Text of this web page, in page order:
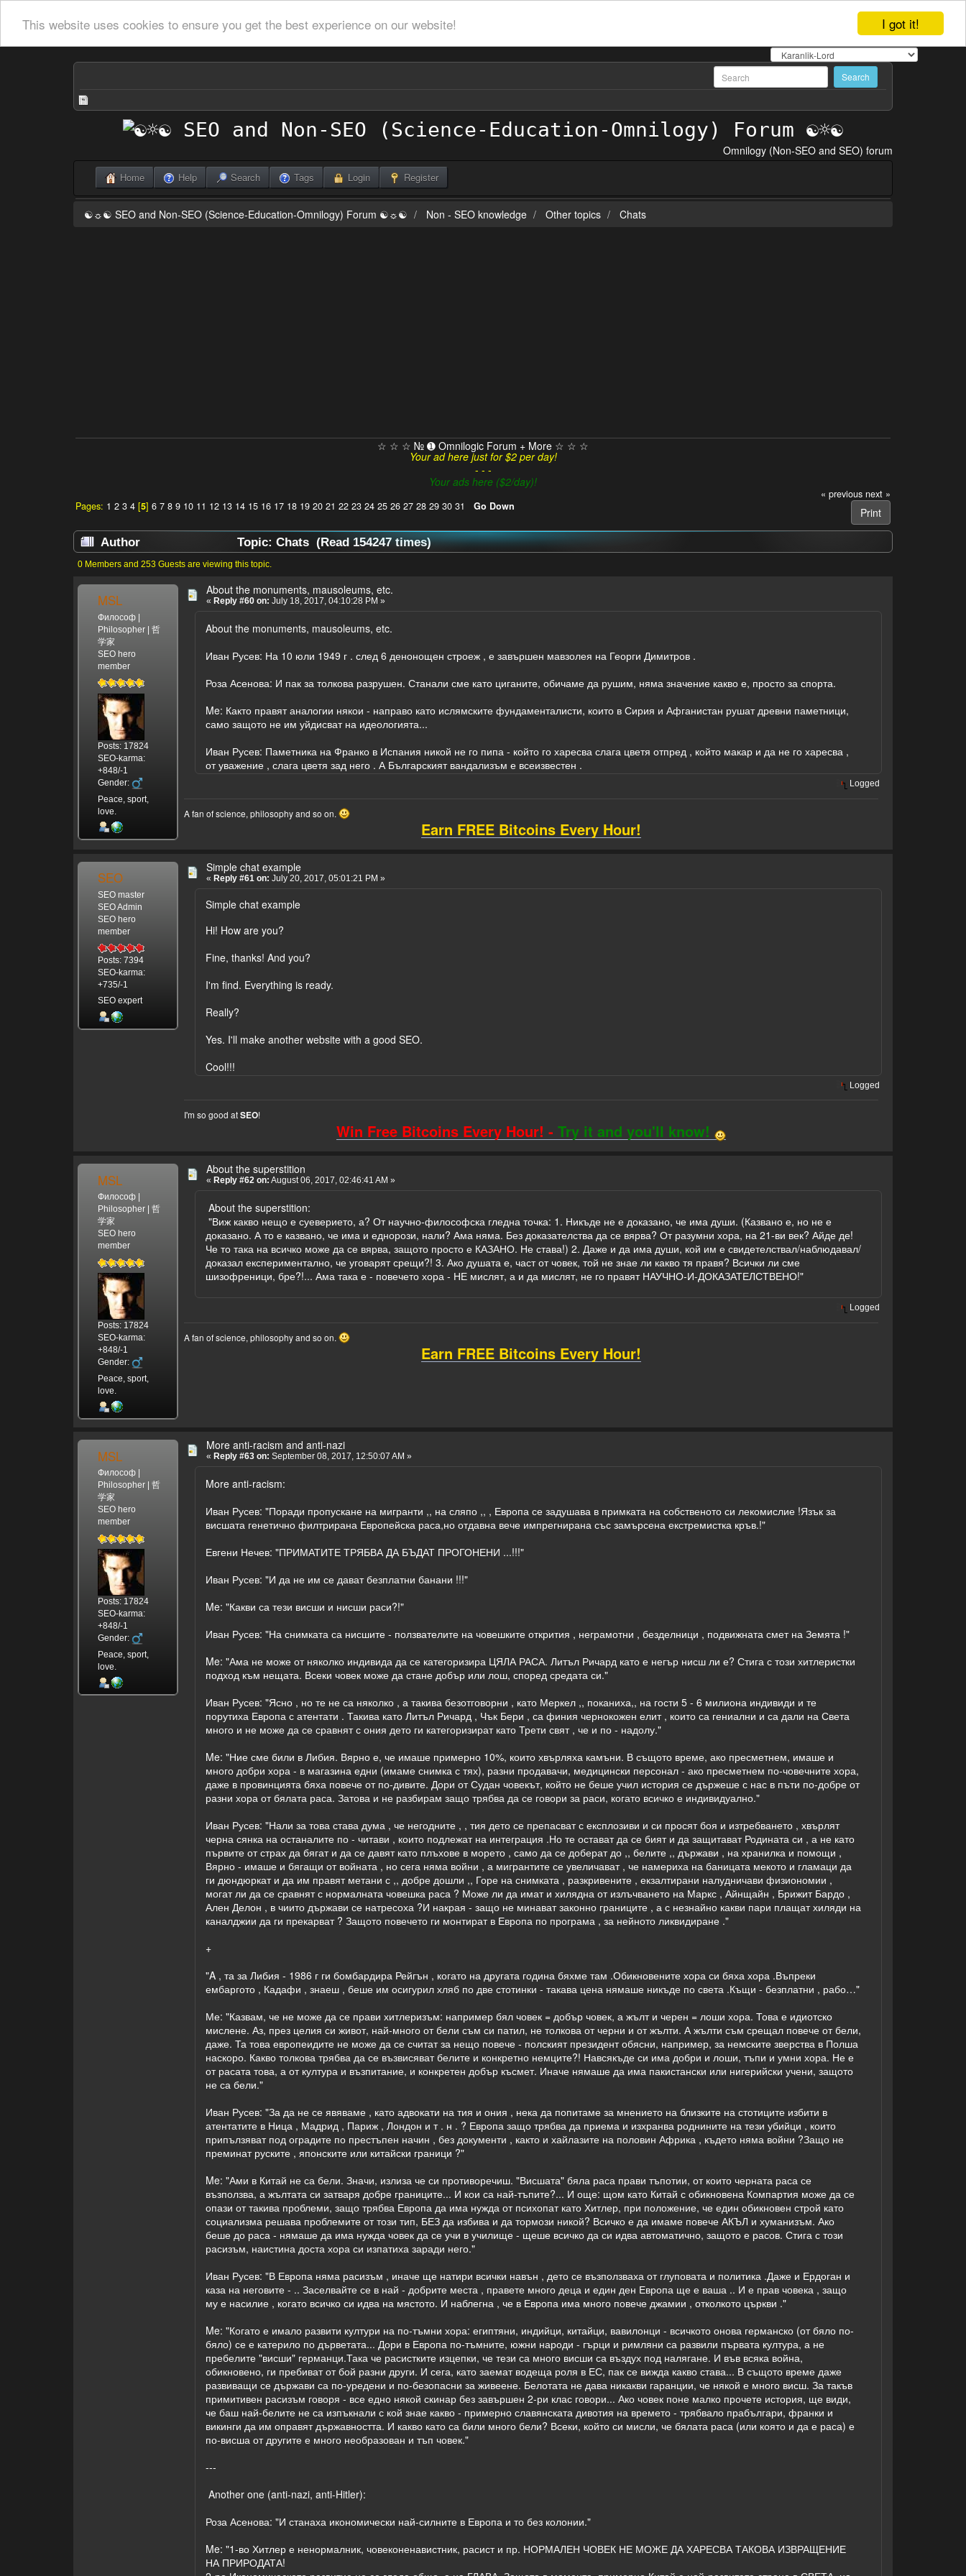
I got it!
This website uses cookies to ensure you get the best experience on our website!
Omnilogy (Non-SEO and SEO) forum
Home Help Search Tags Login Register
☯☼☯ SEO and Non-SEO (Science-Education-Omnilogy) Forum ☯☼☯ Non - SEO knowledge Other topics Chats
☆ ☆ ☆ № ➊ Omnilogic Forum + More ☆ ☆ ☆
Your ad here just for $2 per day!
- - -
Your ads here ($2/day)!
« previous next »
Print
Pages: 1 2 3 4[5] 6 7 8 9 10 11 12 13 14 15 16 17 18 19 20 21 22 23 24 25 26 27 28 29 30 31 Go Down
Author Topic: Chats (Read 154247 times)
0 Members and 253 Guests are viewing this topic.
MSL
Философ |
Philosopher | 哲
学家
SEO hero
member
Posts: 17824
SEO-karma:
+848/-1
Gender:
Peace, sport,
love.
About the monuments, mausoleums, etc.
« Reply #60 on: July 18, 2017, 04:10:28 PM »
About the monuments, mausoleums, etc.
Иван Русев: На 10 юли 1949 г . след 6 денонощен строеж , е завършен мавзолея на Георги Димитров .
Роза Асенова: И пак за толкова разрушен. Станали сме като циганите, обичаме да рушим, няма значение какво е, просто за спорта.
Me: Както правят аналогии някои - направо като ислямските фундаменталисти, които в Сирия и Афганистан рушат древни паметници,
само защото не им уйдисват на идеологията...
Иван Русев: Паметника на Франко в Испания никой не го пипа - който го харесва слага цветя отпред , който макар и да не го харесва ,
от уважение , слага цветя зад него . А Българският вандализъм е всеизвестен .
Logged
A fan of science, philosophy and so on.
Earn FREE Bitcoins Every Hour!
SEO
SEO master
SEO Admin
SEO hero
member
Posts: 7394
SEO-karma:
+735/-1
SEO expert
Simple chat example
« Reply #61 on: July 20, 2017, 05:01:21 PM »
Simple chat example
Hi! How are you?
Fine, thanks! And you?
I'm find. Everything is ready.
Really?
Yes. I'll make another website with a good SEO.
Cool!!!
Logged
I'm so good atSEO!
Win Free Bitcoins Every Hour! -Try it and you'll know!
MSL
Философ |
Philosopher | 哲
学家
SEO hero
member
Posts: 17824
SEO-karma:
+848/-1
Gender:
Peace, sport,
love.
About the superstition
« Reply #62 on: August 06, 2017, 02:46:41 AM »
About the superstition:
"Виж какво нещо е суеверието, а? От научно-философска гледна точка: 1. Никъде не е доказано, че има души. (Казвано е, но не е
доказано. А то е казвано, че има и еднорози, нали? Ама няма. Без доказателства да се вярва? От разумни хора, на 21-ви век? Айде де!
Че то така на всичко може да се вярва, защото просто е КАЗАНО. Не става!) 2. Даже и да има души, кой им е свидетелствал/наблюдавал/
доказал експериментално, че уговарят срещи?! 3. Ако душата е, част от човек, той не знае ли какво тя правя? Всички ли сме
шизофреници, бре?!... Ама така е - повечето хора - НЕ мислят, а и да мислят, не го правят НАУЧНО-И-ДОКАЗАТЕЛСТВЕНО!"
Logged
A fan of science, philosophy and so on.
Earn FREE Bitcoins Every Hour!
MSL
Философ |
Philosopher | 哲
学家
SEO hero
member
Posts: 17824
SEO-karma:
+848/-1
Gender:
Peace, sport,
love.
More anti-racism and anti-nazi
« Reply #63 on: September 08, 2017, 12:50:07 AM »
More anti-racism:
Иван Русев: "Поради пропускане на мигранти ,, на сляпо ,, , Европа се задушава в примката на собственото си лекомислие !Язък за
висшата генетично филтрирана Европейска раса,но отдавна вече импрегнирана със замърсена екстремистка кръв.!"
Евгени Нечев: "ПРИМАТИТЕ ТРЯБВА ДА БЪДАТ ПРОГОНЕНИ ...!!!"
Иван Русев: "И да не им се дават безплатни банани !!!"
Me: "Какви са тези висши и нисши раси?!"
Иван Русев: "На снимката са нисшите - ползвателите на човешките открития , неграмотни , безделници , подвижната смет на Земята !"
Me: "Ама не може от няколко индивида да се категоризира ЦЯЛА РАСА. Литъл Ричард като е негър нисш ли е? Стига с този хитлеристки
подход към нещата. Всеки човек може да стане добър или лош, според средата си."
Иван Русев: "Ясно , но те не са няколко , а такива безотговорни , като Меркел ,, поканиха,, на гости 5 - 6 милиона индивиди и те
порутиха Европа с атентати . Такива като Литъл Ричард , Чък Бери , са финия чернокожен елит , които са гениални и са дали на Света
много и не може да се сравнят с ония дето ги категоризират като Трети свят , че и по - надолу."
Me: "Ние сме били в Либия. Вярно е, че имаше примерно 10%, които хвърляха камъни. В същото време, ако пресметнем, имаше и
много добри хора - в магазина едни (имаме снимка с тях), разни продавачи, медицински персонал - ако пресметнем по-човечните хора,
даже в провинцията бяха повече от по-дивите. Дори от Судан човекът, който не беше учил история се държеше с нас в пъти по-добре от
разни хора от бялата раса. Затова и не разбирам защо трябва да се говори за раси, когато всичко е индивидуално."
Иван Русев: "Нали за това става дума , че негодните , , тия дето се препасват с експлозиви и си просят боя и изтребването , хвърлят
черна сянка на останалите по - читави , които подлежат на интеграция .Но те остават да се бият и да защитават Родината си , а не като
първите от страх да бягат и да се давят като плъхове в морето , само да се доберат до ,, белите ,, държави , на хранилка и помощи ,
Вярно - имаше и бягащи от войната , но сега няма войни , а мигрантите се увеличават , че намериха на баницата мекото и гламаци да
ги дюндюркат и да им правят метани с ,, добре дошли ,, Горе на снимката , разкривените , екзалтирани налудничави физиономии ,
могат ли да се сравнят с нормалната човешка раса ? Може ли да имат и хилядна от излъчването на Маркс , Айнщайн , Брижит Бардо ,
Ален Делон , в чиито държави се натресоха ?И накрая - защо не минават законно границите , а с незнайно какви пари плащат хиляди на
каналджии да ги прекарват ? Защото повечето ги монтират в Европа по програма , за нейното ликвидиране ."
+
"A , та за Либия - 1986 г ги бомбардира Рейгън , когато на другата година бяхме там .Обикновените хора си бяха хора .Въпреки
ембаргото , Кадафи , знаеш , беше им осигурил хляб по две стотинки - такава цена нямаше никъде по света .Къщи - безплатни , рабо…"
Ме: "Казвам, че не може да се прави хитлеризъм: например бял човек = добър човек, а жълт и черен = лоши хора. Това е идиотско
мислене. Аз, през целия си живот, най-много от бели съм си патил, не толкова от черни и от жълти. А жълти съм срещал повече от бели,
даже. Та това европеидите не може да се считат за нещо повече - полският президент обясни, например, за немските зверства в Полша
наскоро. Какво толкова трябва да се възвисяват белите и конкретно немците?! Навсякъде си има добри и лоши, тъпи и умни хора. Не е
от расата това, а от култура и възпитание, и конкретен добър късмет. Иначе нямаше да има пакистански или нигерийски учени, защото
не са бели."
Иван Русев: "За да не се явяваме , като адвокати на тия и ония , нека да попитаме за мнението на близките на стотиците избити в
атентатите в Ница , Мадрид , Париж , Лондон и т . н . ? Европа защо трябва да приема и изхранва роднините на тези убийци , които
припълзяват под оградите по престъпен начин , без документи , както и хайлазите на половин Африка , където няма войни ?Защо не
преминат руските , японските или китайски граници ?"
Me: "Ами в Китай не са бели. Значи, излиза че си противоречиш. "Висшата" бяла раса прави тъпотии, от които черната раса се
възползва, а жълтата си затваря добре границите... И кои са най-тъпите?... И още: щом като Китай с обикновена Компартия може да се
опази от такива проблеми, защо трябва Европа да има нужда от психопат като Хитлер, при положение, че един обикновен строй като
социализма решава проблемите от този тип, БЕЗ да избива и да тормози никой? Всичко е да имаме повече АКЪЛ и хуманизъм. Ако
беше до раса - нямаше да има нужда човек да се учи в училище - щеше всичко да си идва автоматично, защото е расов. Стига с този
расизъм, наистина доста хора си изпатиха заради него."
Иван Русев: "В Европа няма расизъм , иначе ще натири всички навън , дето се възползваха от глуповата и политика .Даже и Ердоган и
каза на неговите - .. Заселвайте се в най - добрите места , правете много деца и един ден Европа ще е ваша .. И е прав човека , защо
му е насилие , когато всичко си идва на мястото. И наблегна , че в Европа има много повече джамии , отколкото църкви ."
Me: "Когато е имало развити култури на по-тъмни хора: египтяни, индийци, китайци, вавилонци - всичкото онова германско (от бяло по-
бяло) се е катерило по дърветата... Дори в Европа по-тъмните, южни народи - гърци и римляни са развили първата култура, а не
пребелите "висши" германци.Така че расистките изцепки, че тези са много висши са въздух под налягане. И във всяка война,
обикновено, ги пребиват от бой разни други. И сега, като заемат водеща роля в ЕС, пак се вижда какво става... В същото време даже
развиващи се държави са по-уредени и по-безопасни за живеене. Белотата не дава никакви гаранции, че някой е много висш. За такъв
примитивен расизъм говоря - все едно някой скинар без завършен 2-ри клас говори... Ако човек поне малко прочете история, ще види,
че баш най-белите не са изпъкнали с кой знае какво - примерно славянската дивотия на времето - трябвало прабългари, франки и
викинги да им оправят държавността. И какво като са били много бели? Всеки, който си мисли, че бялата раса (или която и да е раса) е
по-висша от другите е много необразован и тъп човек."
---
Another one (anti-nazi, anti-Hitler):
Роза Асенова: "И станаха икономически най-силните в Европа и то без колонии."
Me: "1-во Хитлер е ненормалник, човеконенавистник, расист и пр. НОРМАЛЕН ЧОВЕК НЕ МОЖЕ ДА ХАРЕСВА ТАКОВА ИЗВРАЩЕНИЕ
НА ПРИРОДАТА!